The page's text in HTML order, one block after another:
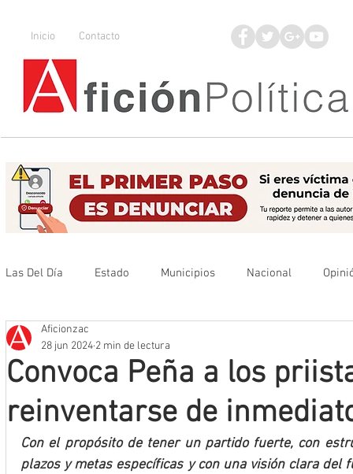
Inicio Contacto
Las Del Día Estado Municipios Nacional
Que no se olvide
Mineros LNBP
Convoca Peña a los
reinventarse de
Aficionzac
28 jun 2024 2 min de lectura
Con el propósito de tener un partido fuerte, con
plazos y metas específicas y con una visión clara del